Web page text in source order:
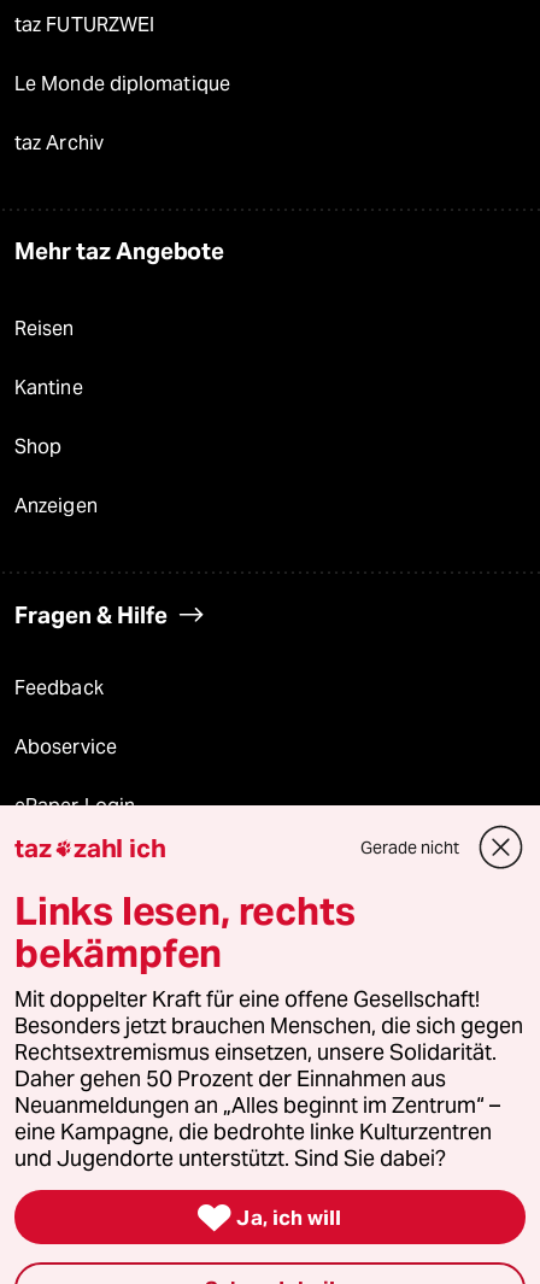
taz FUTURZWEI
Le Monde diplomatique
taz Archiv
Mehr taz Angebote
Reisen
Kantine
Shop
Anzeigen
Fragen & Hilfe
Feedback
Aboservice
ePaper Login
Downloads für Abonnierende
© 2026 taz Verlags und Vertriebs GmbH
Alle Rechte vorbehalten. Bei rechtlichen Fragen oder für Genehmigungen
wenden Sie sich bitte an lizenzen@taz.de
Feedback Redaktionsstatut Kommune-Richtlinien
Leitlinie Informant Datenschutz Impressum AGB
Seitenwende Einwilligungen widerrufen (Ads)
taz zahl ich Gerade nicht
Links lesen, rechts
bekämpfen
Mit doppelter Kraft für eine offene Gesellschaft!
Besonders jetzt brauchen Menschen, die sich gegen
Rechtsextremismus einsetzen, unsere Solidarität.
Daher gehen 50 Prozent der Einnahmen aus
Neuanmeldungen an „Alles beginnt im Zentrum“ –
eine Kampagne, die bedrohte linke Kulturzentren
und Jugendorte unterstützt. Sind Sie dabei?
 Ja, ich will